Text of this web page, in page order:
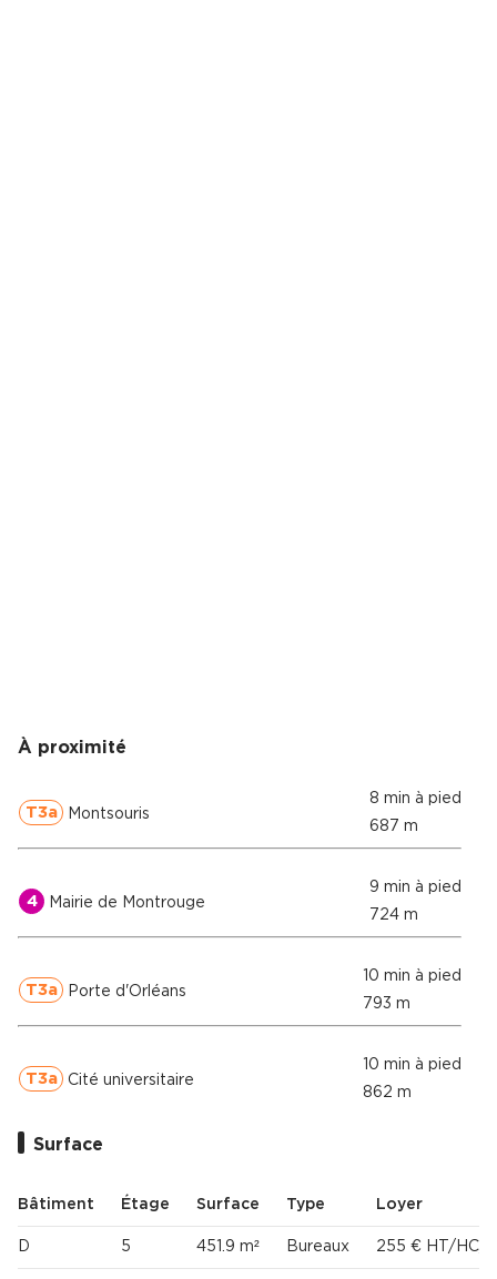
À proximité
T3a Montsouris
8 min à pied
687 m
4 Mairie de Montrouge
9 min à pied
724 m
T3a Porte d'Orléans
10 min à pied
793 m
T3a Cité universitaire
10 min à pied
862 m
Surface
Bâtiment Étage Surface Type Loyer
D 5 451.9 m² Bureaux 255 € HT/HC/